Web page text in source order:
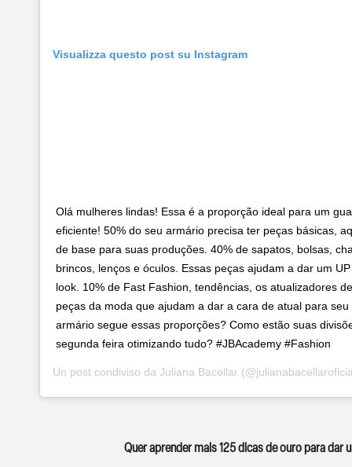
Visualizza questo post su Instagram
Olá mulheres lindas! Essa é a proporção ideal para um
eficiente! 50% do seu armário precisa ter peças básicas,
de base para suas produções. 40% de sapatos, bolsas,
brincos, lenços e óculos. Essas peças ajudam a dar um
look. 10% de Fast Fashion, tendências, os atualizadores
peças da moda que ajudam a dar a cara de atual para
armário segue essas proporções? Como estão suas
segunda feira otimizando tudo? #JBAcademy #Fashion
Un post condiviso da Juliana Bacellar
Quer aprender mais 125 dicas de ouro para dar